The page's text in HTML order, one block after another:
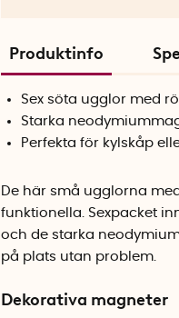
Produktinfo
Sex söta ugglor med
Starka
Perfekta för kylskåp
De här små ugglorna
funktionella. Sexpacket
och de starka
på plats utan problem.
Dekorativa magneter